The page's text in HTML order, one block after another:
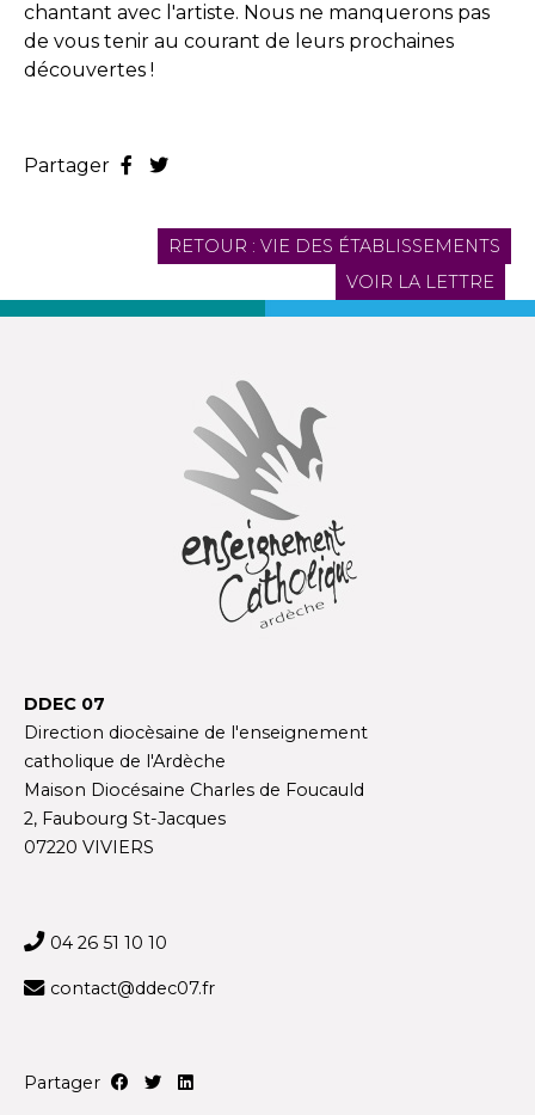
chantant avec l'artiste. Nous ne manquerons pas
de vous tenir au courant de leurs prochaines
découvertes !
Partager
RETOUR : VIE DES ÉTABLISSEMENTS
VOIR LA LETTRE
DDEC 07
Direction diocèsaine de l'enseignement
catholique de l'Ardèche
Maison Diocésaine Charles de Foucauld
2, Faubourg St-Jacques
07220 VIVIERS
04 26 51 10 10
contact@ddec07.fr
Partager